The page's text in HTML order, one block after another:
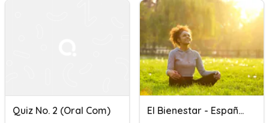
Quiz No. 2 (Oral Com) El Bienestar - Español 3